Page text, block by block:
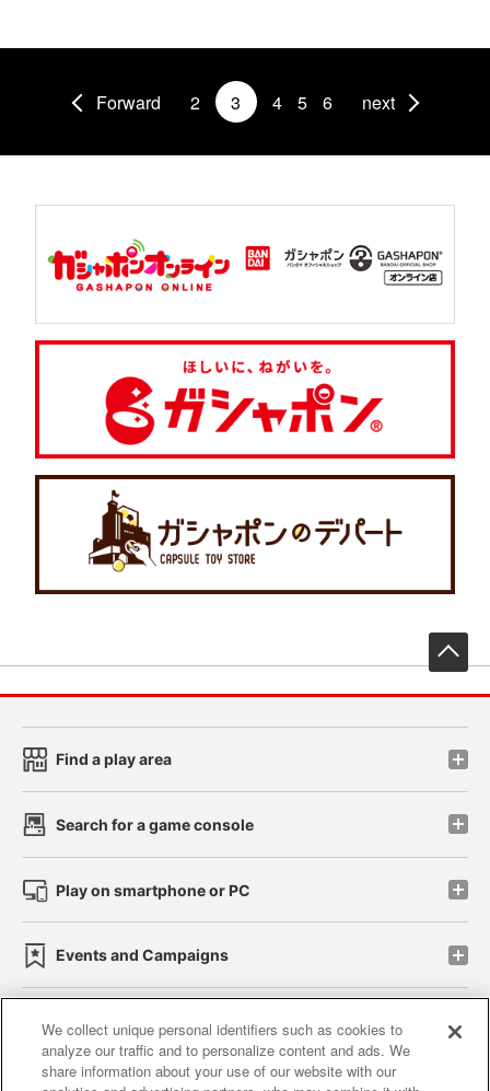
Forward 2 3 4 5 6 next
Find a play area
Search for a game console
Play on smartphone or PC
Events and Campaigns
Affiliate Sustainability site policy privacy policy
We collect unique personal identifiers such as cookies to
analyze our traffic and to personalize content and ads. We
share information about your use of our website with our